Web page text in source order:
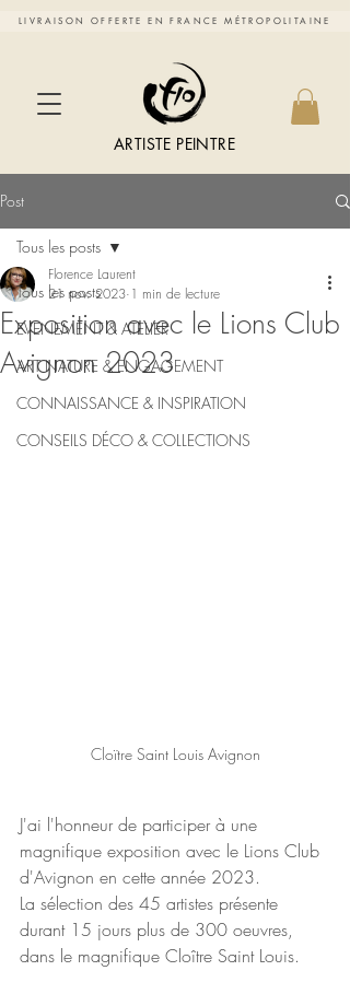
ARTISTE PEINTRE
LIVRAISON OFFERTE EN FRANCE MÉTROPOLITAINE
Post
Tous les posts
EVENEMENT & ATELIER
ART NATURE & ENGAGEMENT
CONNAISSANCE & INSPIRATION
CONSEILS DÉCO & COLLECTIONS
Tous les posts
Exposition avec le Lions Club
Avignon 2023
Florence Laurent
21 nov. 2023 1 min de lecture
Cloïtre Saint Louis Avignon
J'ai l'honneur de participer à une
magnifique exposition avec le Lions Club
d'Avignon en cette année 2023.
La sélection des 45 artistes présente
durant 15 jours plus de 300 oeuvres,
dans le magnifique Cloître Saint Louis.